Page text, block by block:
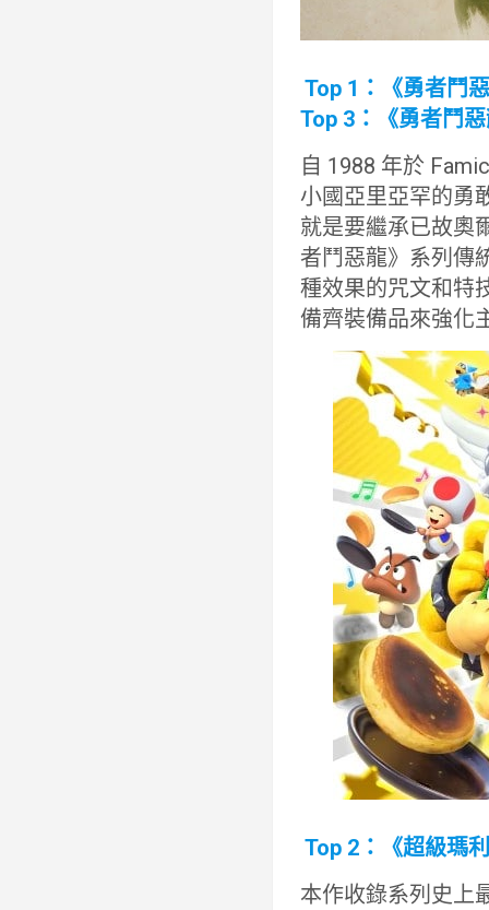
Top 1：《勇者鬥
Top 3：《勇者鬥
自 1988 年於
小國亞里亞罕的勇
就是要繼承已故奧
者鬥惡龍》系列傳
種效果的咒文和特
備齊裝備品來強化
Top 2：《超級瑪
本作收錄系列史上